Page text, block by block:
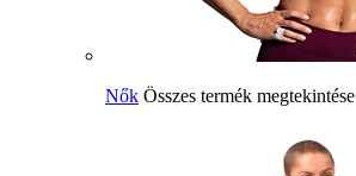
Nők Összes termék megtekintése